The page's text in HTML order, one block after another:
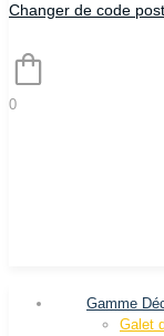
Changer de code
0
Gamme
Galet